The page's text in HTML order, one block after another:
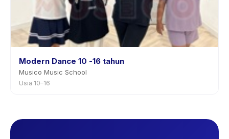
Modern Dance 10 -16 tahun
Musico Music School
Usia 10–16